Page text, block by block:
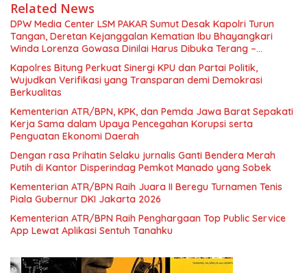
Related News
DPW Media Center LSM PAKAR Sumut Desak Kapolri Turun
Tangan, Deretan Kejanggalan Kematian Ibu Bhayangkari
Winda Lorenza Gowasa Dinilai Harus Dibuka Terang –
Benderang
Kapolres Bitung Perkuat Sinergi KPU dan Partai Politik,
Wujudkan Verifikasi yang Transparan demi Demokrasi
Berkualitas
Kementerian ATR/BPN, KPK, dan Pemda Jawa Barat Sepakati
Kerja Sama dalam Upaya Pencegahan Korupsi serta
Penguatan Ekonomi Daerah
Dengan rasa Prihatin Selaku jurnalis Ganti Bendera Merah
Putih di Kantor Disperindag Pemkot Manado yang Sobek
Kementerian ATR/BPN Raih Juara II Beregu Turnamen Tenis
Piala Gubernur DKI Jakarta 2026
Kementerian ATR/BPN Raih Penghargaan Top Public Service
App Lewat Aplikasi Sentuh Tanahku